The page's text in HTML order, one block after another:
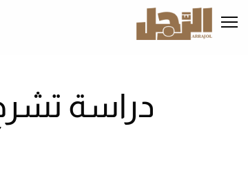
إلى
المحتوى
دراسة